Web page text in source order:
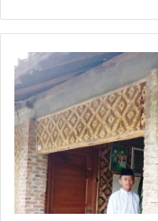
Perjalanan
Kiai
Muda
Amo
Zakaria
Dari
Pedagang
Bakso,
jadi